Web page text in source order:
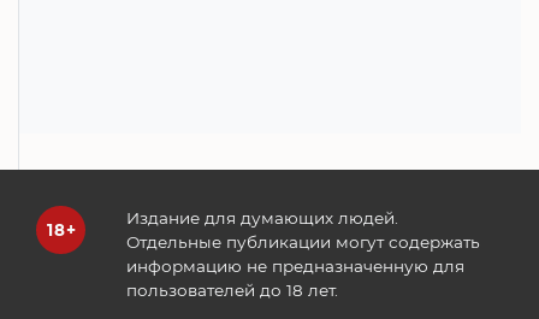
Издание для думающих людей.
Отдельные публикации могут содержать
информацию не предназначенную для
пользователей до 18 лет.